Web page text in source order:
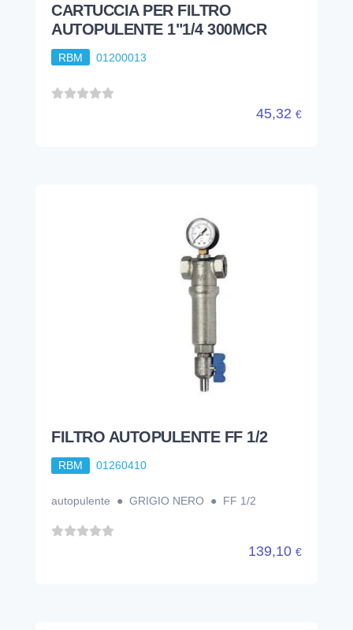
CARTUCCIA PER FILTRO
AUTOPULENTE 1"1/4 300MCR
RBM 01200013
45,32 €
FILTRO AUTOPULENTE FF 1/2
RBM 01260410
autopulente ● GRIGIO NERO ● FF 1/2
139,10 €